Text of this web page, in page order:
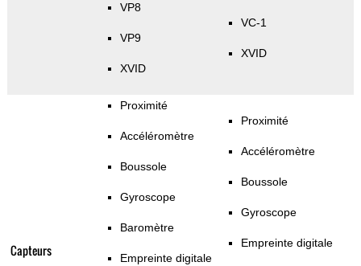
VP8
VP9
XVID
VC-1
XVID
Capteurs
Proximité
Accéléromètre
Boussole
Gyroscope
Baromètre
Empreinte digitale
Proximité
Accéléromètre
Boussole
Gyroscope
Empreinte digitale